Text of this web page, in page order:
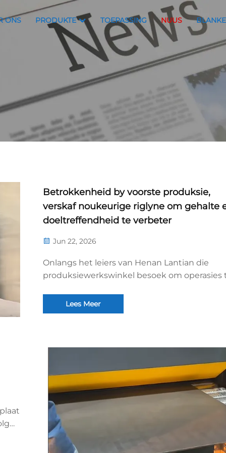
ONS PRODUKTE TOEPASSING NUUS BLANKE
Betrokkenheid by voorste produksie,
verskaf noukeurige riglyne om gehalte
doeltreffendheid te verbeter
Jun 22, 2026
Onlangs het leiers van Henan Lantian die
produksiewerkswinkel besoek om operasies
soos die montering van elektriese bokse,
fresewerk, lasersny en die noukeurige meting
Lees Meer